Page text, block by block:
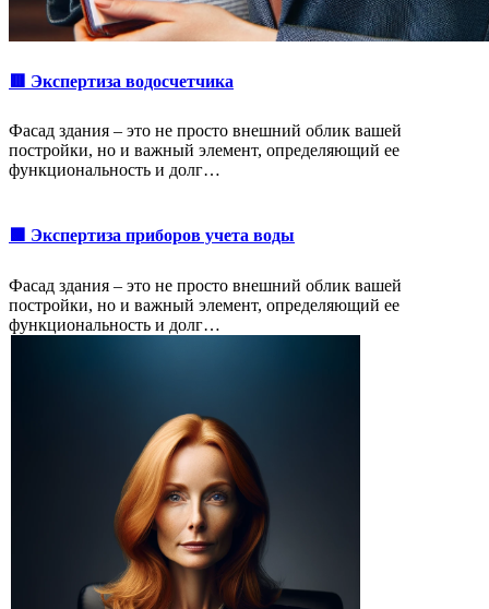
🟥 Экспертиза водосчетчика
Фасад здания – это не просто внешний облик вашей
постройки, но и важный элемент, определяющий ее
функциональность и долг…
🟩 Экспертиза приборов учета воды
Фасад здания – это не просто внешний облик вашей
постройки, но и важный элемент, определяющий ее
функциональность и долг…